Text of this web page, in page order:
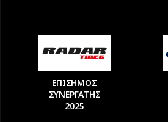
ΕΠΙΣΗΜΟΣ
ΣΥΝΕΡΓΑΤΗΣ
2025